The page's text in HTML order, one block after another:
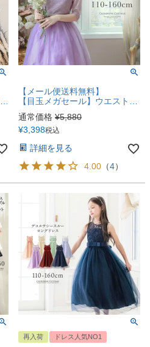
【メール便送料無料】
【目玉メガセール】ウエストビジューのデコルテ透かしレースドレス キッズドレス 子供ドレス 七分袖 ピアノ発表会・結婚式 女の子フォーマル キッズ キャサリンコテージ YUP12 《メール便優先商品》
通常価格 ¥5,880
¥3,398税込
詳細を見る
4.00 （4）
再入荷 ドレス人気NO1